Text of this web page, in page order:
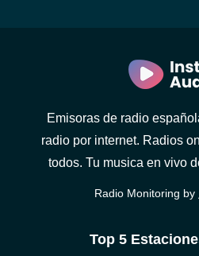
Emisoras de radio
radio por internet. Radios
todos. Tu musica en vivo
Radio Monitoring by
Top 5